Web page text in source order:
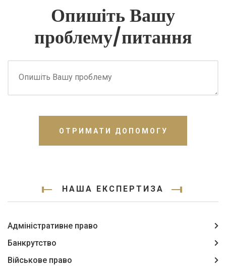
Опишіть Вашу
проблему/питання
ОТРИМАТИ ДОПОМОГУ
НАША ЕКСПЕРТИЗА
Адміністративне право
Банкрутство
Військове право